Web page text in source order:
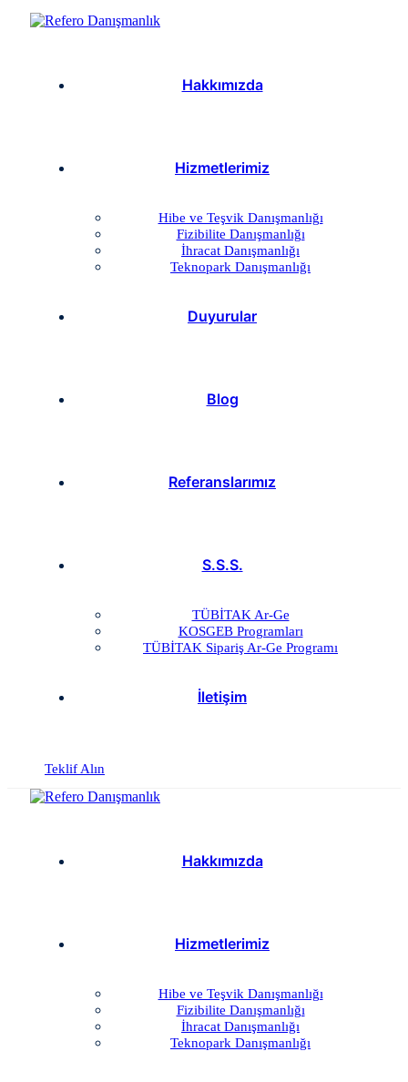
Hakkımızda
Hizmetlerimiz
Hibe ve Teşvik Danışmanlığı
Fizibilite Danışmanlığı
İhracat Danışmanlığı
Teknopark Danışmanlığı
Duyurular
Blog
Referanslarımız
S.S.S.
TÜBİTAK Ar-Ge
KOSGEB Programları
TÜBİTAK Sipariş Ar-Ge Programı
İletişim
Teklif Alın
Hakkımızda
Hizmetlerimiz
Hibe ve Teşvik Danışmanlığı
Fizibilite Danışmanlığı
İhracat Danışmanlığı
Teknopark Danışmanlığı